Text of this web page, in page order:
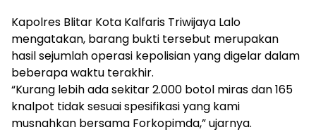
Kapolres Blitar Kota Kalfaris Triwijaya Lalo
mengatakan, barang bukti tersebut merupakan
hasil sejumlah operasi kepolisian yang digelar dalam
beberapa waktu terakhir.
“Kurang lebih ada sekitar 2.000 botol miras dan 165
knalpot tidak sesuai spesifikasi yang kami
musnahkan bersama Forkopimda,” ujarnya.